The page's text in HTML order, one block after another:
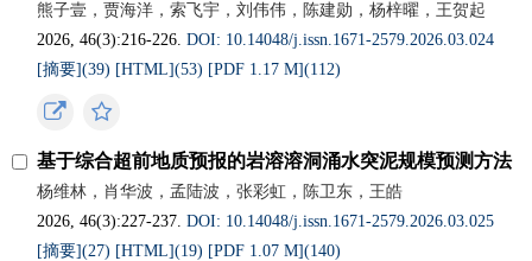
熊子壹，贾海洋，索飞宇，刘伟伟，陈建勋，杨梓曜，王贺起
2026, 46(3):216-226.DOI: 10.14048/j.issn.1671-2579.2026.03.024
[摘要](39) [HTML](53) [PDF 1.17 M](112)
基于综合超前地质预报的岩溶溶洞涌水突泥规模预测方法
杨维林，肖华波，孟陆波，张彩虹，陈卫东，王皓
2026, 46(3):227-237.DOI: 10.14048/j.issn.1671-2579.2026.03.025
[摘要](27) [HTML](19) [PDF 1.07 M](140)